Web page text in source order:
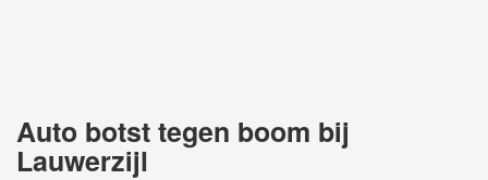
Auto botst tegen boom bij
Lauwerzijl